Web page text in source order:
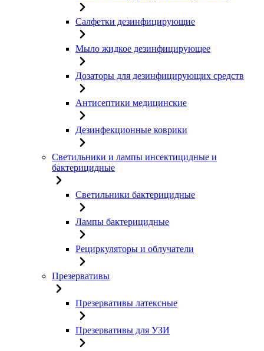
Салфетки дезинфицирующие
Мыло жидкое дезинфицирующее
Дозаторы для дезинфицирующих средств
Антисептики медицинские
Дезинфекционные коврики
Светильники и лампы инсектицидные и
бактерицидные
Светильники бактерицидные
Лампы бактерицидные
Рециркуляторы и облучатели
Презервативы
Презервативы латексные
Презервативы для УЗИ